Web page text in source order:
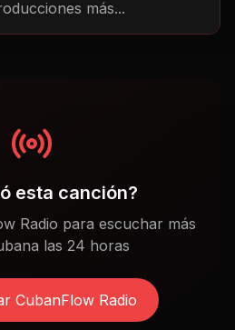
esta canción?
Radio para escuchar más
las 24 horas
CubanFlow Radio